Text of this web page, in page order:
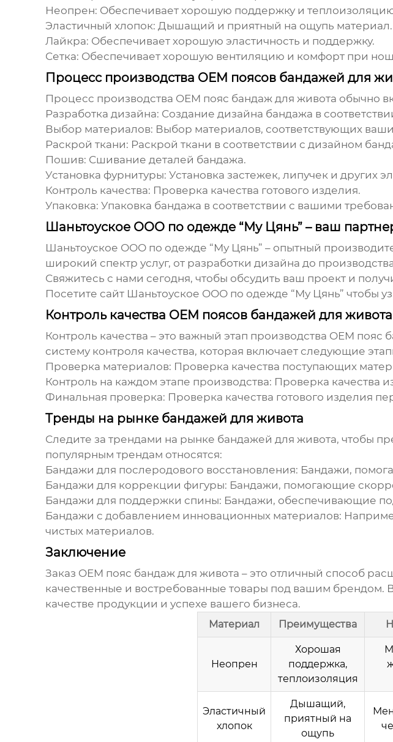
Неопрен: Обеспечивает хорошую поддержку и
Эластичный хлопок: Дышащий и приятный на ощупь материал.
Лайкра: Обеспечивает хорошую эластичность и поддержку.
Сетка: Обеспечивает хорошую вентиляцию и комфорт при
Процесс производства OEM поясов бандажей для
Процесс производства OEM пояс бандаж для живота обычно
Разработка дизайна: Создание дизайна бандажа в
Выбор материалов: Выбор материалов, соответствующих
Раскрой ткани: Раскрой ткани в соответствии с дизайном
Пошив: Сшивание деталей бандажа.
Установка фурнитуры: Установка застежек, липучек и других
Контроль качества: Проверка качества готового изделия.
Упаковка: Упаковка бандажа в соответствии с вашими
Шаньтоуское ООО по одежде “Му Цянь” – ваш
Шаньтоуское ООО по одежде “Му Цянь” – опытный
широкий спектр услуг, от разработки дизайна до
Свяжитесь с нами сегодня, чтобы обсудить ваш проект и
Посетите сайт Шаньтоуское ООО по одежде “Му Цянь” чтобы
Контроль качества OEM поясов бандажей для живота
Контроль качества – это важный этап производства OEM пояс
систему контроля качества, которая включает следующие
Проверка материалов: Проверка качества поступающих
Контроль на каждом этапе производства: Проверка качества
Финальная проверка: Проверка качества готового изделия
Тренды на рынке бандажей для живота
Следите за трендами на рынке бандажей для живота, чтобы
популярным трендам относятся:
Бандажи для послеродового восстановления: Бандажи,
Бандажи для коррекции фигуры: Бандажи, помогающие
Бандажи для поддержки спины: Бандажи, обеспечивающие
Бандажи с добавлением инновационных материалов:
чистых материалов.
Заключение
Заказ OEM пояс бандаж для живота – это отличный способ
качественные и востребованные товары под вашим
качестве продукции и успехе вашего бизнеса.
Материал Преимущества
Неопрен
Хорошая
поддержка,
теплоизоляция
Эластичный
хлопок
Дышащий,
приятный на
ощупь